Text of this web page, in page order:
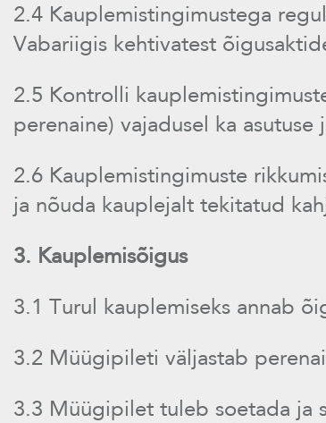
2.4 Kauplemistingimustega
Vabariigis kehtivatest
2.5 Kontrolli
perenaine) vajadusel ka asutuse
2.6 Kauplemistingimuste
ja nõuda kauplejalt tekitatud
3. Kauplemisõigus
3.1 Turul kauplemiseks annab
3.2 Müügipileti väljastab
3.3 Müügipilet tuleb soetada ja